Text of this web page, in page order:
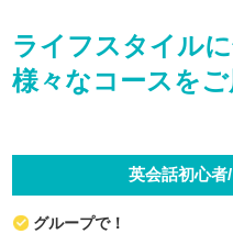
ライフスタイル
様々なコースをご
英会話初心者
グループで！